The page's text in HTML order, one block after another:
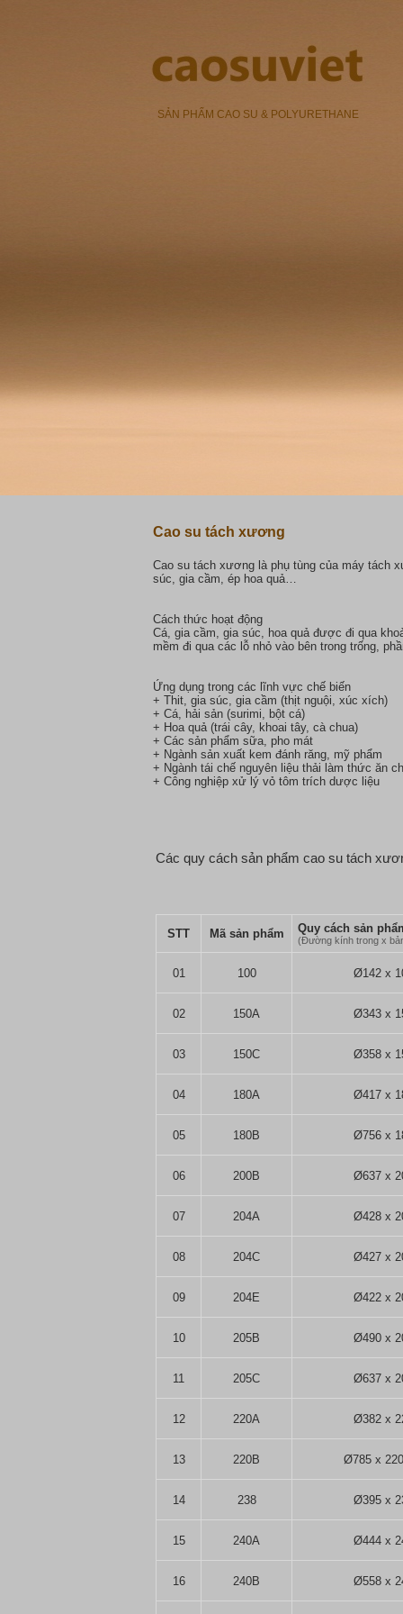
SẢN PHẨM CAO SU & POLYURETHANE
Cao su tách xương
Cao su tách xương là phụ tùng của máy tách
súc, gia cầm, ép hoa quả…
Cách thức hoạt động
Cá, gia cầm, gia súc, hoa quả được đi qua
mềm đi qua các lỗ nhỏ vào bên trong trống,
Ứng dụng trong các lĩnh vực chế biến
+ Thit, gia súc, gia cầm (thịt nguội, xúc xích)
+ Cá, hải sản (surimi, bột cá)
+ Hoa quả (trái cây, khoai tây, cà chua)
+ Các sản phẩm sữa, pho mát
+ Ngành sản xuất kem đánh răng, mỹ phẩm
+ Ngành tái chế nguyên liệu thải làm thức ăn
+ Công nghiệp xử lý vỏ tôm trích dược liệu
Các quy cách sản phẩm cao su tách
STT Mã sản phẩm Quy cách sản
(Đường kính trong x
01 100 Ø142 x
02 150A Ø343 x
03 150C Ø358 x
04 180A Ø417 x
05 180B Ø756 x
06 200B Ø637 x
07 204A Ø428 x
08 204C Ø427 x
09 204E Ø422 x
10 205B Ø490 x
11 205C Ø637 x
12 220A Ø382 x
13 220B Ø785 x
14 238 Ø395 x
15 240A Ø444 x
16 240B Ø558 x